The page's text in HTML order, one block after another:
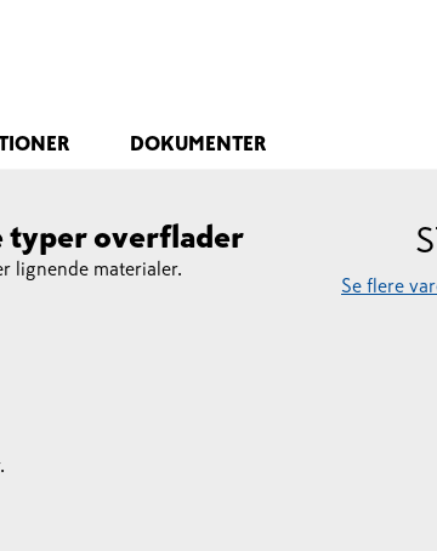
DOKUMENTER
typer overflader
lignende materialer.
Se flere